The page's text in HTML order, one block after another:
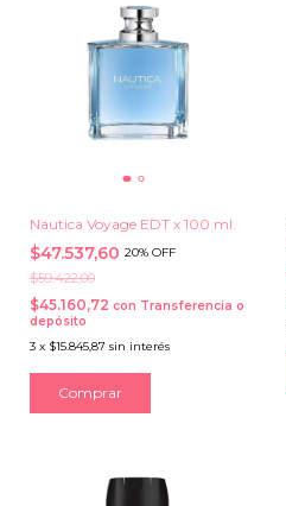
Nautica Voyage EDT x 100 ml.
$47.537,60 20% OFF
$59.422,00
$45.160,72 con Transferencia o
depósito
3 x $15.845,87 sin interés